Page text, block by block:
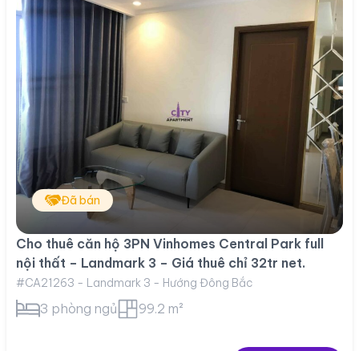
Đã bán
Cho thuê căn hộ 3PN Vinhomes Central Park full
nội thất – Landmark 3 – Giá thuê chỉ 32tr net.
#CA21263 - Landmark 3 - Hướng Đông Bắc
3 phòng ngủ 99.2 m²